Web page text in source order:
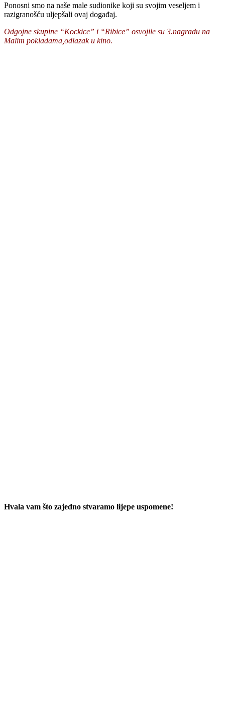
Ponosni smo na naše male sudionike koji su svojim veseljem i
razigranošću uljepšali ovaj događaj.
Odgojne skupine “Kockice” i “Ribice” osvojile su 3.nagradu na
Malim pokladama,odlazak u kino.
Hvala vam što zajedno stvaramo lijepe uspomene!